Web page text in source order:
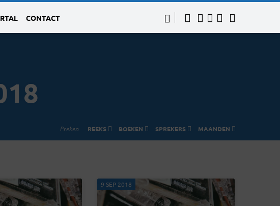
CONTACT
Preken REEKS BOEKEN SPREKERS MAANDEN
9 SEP 2018